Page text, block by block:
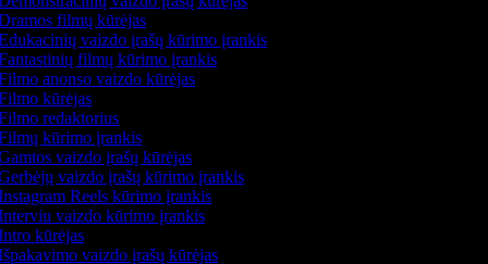
filmų kūrėjas
vaizdo įrašų kūrimo įrankis
filmų kūrimo įrankis
anonso vaizdo kūrėjas
kūrėjas
redaktorius
kūrimo įrankis
vaizdo įrašų kūrėjas
vaizdo įrašų kūrimo įrankis
Reels kūrimo įrankis
vaizdo kūrimo įrankis
kūrėjas
vaizdo įrašų kūrėjas